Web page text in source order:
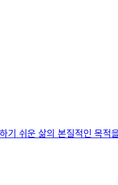
기 쉬운 삶의 본질적인 목적